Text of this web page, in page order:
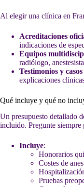
Al elegir una clínica en
Acreditaciones
indicaciones de
Equipos
radiólogo,
Testimonios y
explicaciones
Qué incluye y qué no
Un presupuesto detallado
incluido. Pregunte siempre
Incluye:
Honorarios
Costes de
Pruebas